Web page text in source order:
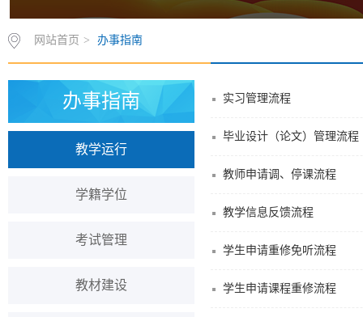
网站首页 > 办事指南
办事指南
教学运行
学籍学位
考试管理
教材建设
实习管理流程
毕业设计（论文）管理流程
教师申请调、停课流程
教学信息反馈流程
学生申请重修免听流程
学生申请课程重修流程